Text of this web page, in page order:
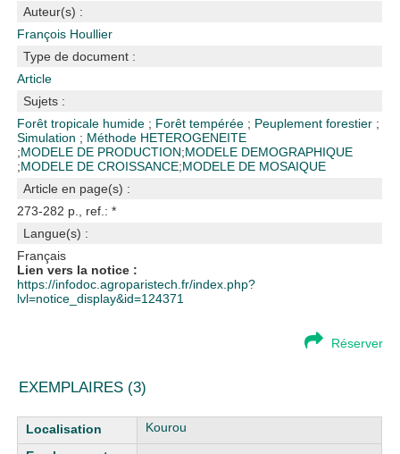
Auteur(s) :
François Houllier
Type de document :
Article
Sujets :
Forêt tropicale humide ; Forêt tempérée ; Peuplement forestier ;
Simulation ; Méthode HETEROGENEITE
;MODELE DE PRODUCTION;MODELE DEMOGRAPHIQUE
;MODELE DE CROISSANCE;MODELE DE MOSAIQUE
Article en page(s) :
273-282 p., ref.: *
Langue(s) :
Français
Lien vers la notice :
https://infodoc.agroparistech.fr/index.php?
lvl=notice_display&id=124371
Réserver
EXEMPLAIRES (3)
Liste des exemplaires Kourou